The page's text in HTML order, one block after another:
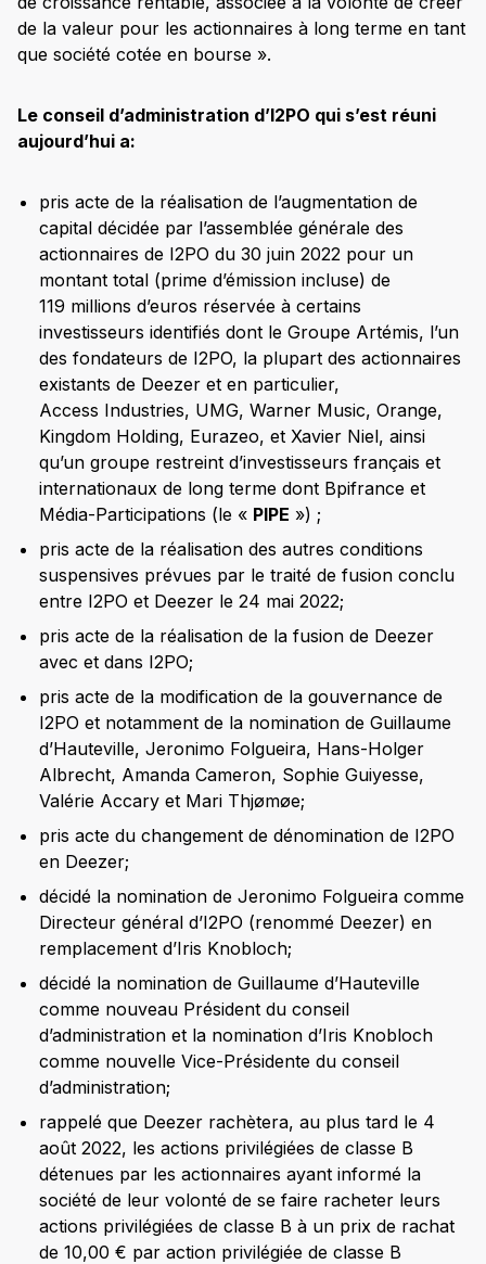
de la valeur pour les actionnaires à long terme en tant
que société cotée en bourse ».
Le conseil d’administration d’I2PO qui s’est réuni
aujourd’hui a:
pris acte de la réalisation de l’augmentation de
capital décidée par l’assemblée générale des
actionnaires de I2PO du 30 juin 2022 pour un
montant total (prime d’émission incluse) de
119 millions d’euros réservée à certains
investisseurs identifiés dont le Groupe Artémis, l’un
des fondateurs de I2PO, la plupart des actionnaires
existants de Deezer et en particulier,
Access Industries, UMG, Warner Music, Orange,
Kingdom Holding, Eurazeo, et Xavier Niel, ainsi
qu’un groupe restreint d’investisseurs français et
internationaux de long terme dont Bpifrance et
Média-Participations (le « PIPE ») ;
pris acte de la réalisation des autres conditions
suspensives prévues par le traité de fusion conclu
entre I2PO et Deezer le 24 mai 2022;
pris acte de la réalisation de la fusion de Deezer
avec et dans I2PO;
pris acte de la modification de la gouvernance de
I2PO et notamment de la nomination de Guillaume
d’Hauteville, Jeronimo Folgueira, Hans-Holger
Albrecht, Amanda Cameron, Sophie Guiyesse,
Valérie Accary et Mari Thjømøe;
pris acte du changement de dénomination de I2PO
en Deezer;
décidé la nomination de Jeronimo Folgueira comme
Directeur général d’I2PO (renommé Deezer) en
remplacement d’Iris Knobloch;
décidé la nomination de Guillaume d’Hauteville
comme nouveau Président du conseil
d’administration et la nomination d’Iris Knobloch
comme nouvelle Vice-Présidente du conseil
d’administration;
rappelé que Deezer rachètera, au plus tard le 4
août 2022, les actions privilégiées de classe B
détenues par les actionnaires ayant informé la
société de leur volonté de se faire racheter leurs
actions privilégiées de classe B à un prix de rachat
de 10,00 € par action privilégiée de classe B